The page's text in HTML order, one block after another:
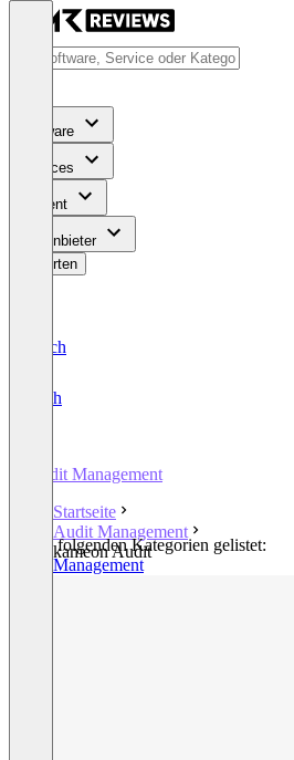
Software
Services
Content
Für Anbieter
Bewerten
Deutsch
English
Audit Management
Startseite
Audit Management
kameon Audit
In den folgenden Kategorien gelistet:
Audit Management